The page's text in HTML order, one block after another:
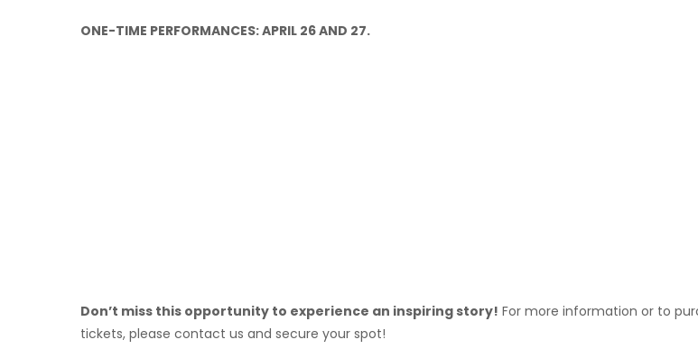
ONE-TIME PERFORMANCES: APRIL 26 AND 27.
Don’t miss this opportunity to experience an inspiring story! For more information or to
tickets, please contact us and secure your spot!